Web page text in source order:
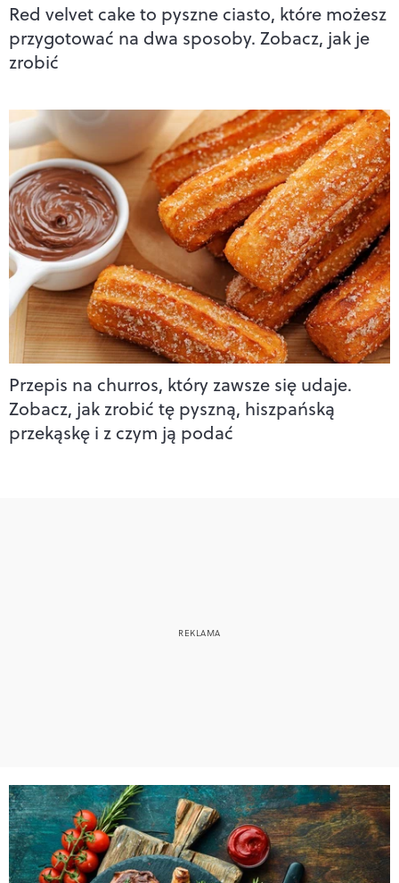
Red velvet cake to pyszne ciasto, które możesz
przygotować na dwa sposoby. Zobacz, jak je
zrobić
Przepis na churros, który zawsze się udaje.
Zobacz, jak zrobić tę pyszną, hiszpańską
przekąskę i z czym ją podać